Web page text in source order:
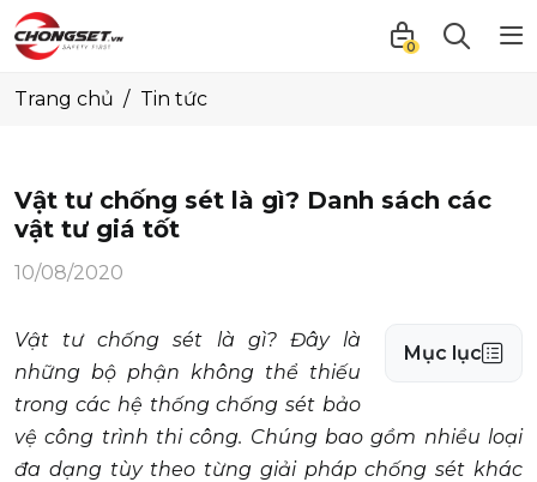
0
Trang chủ Tin tức
Vật tư chống sét là gì? Danh sách các
vật tư giá tốt
10/08/2020
Mục lục
Vật tư chống sét là gì? Đây là
những bộ phận không thể thiếu
trong các hệ thống chống sét bảo
vệ công trình thi công. Chúng bao gồm nhiều loại
đa dạng tùy theo từng giải pháp chống sét khác